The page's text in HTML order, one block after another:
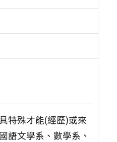
特殊才能(經歷)或來
語文學系、數學系、